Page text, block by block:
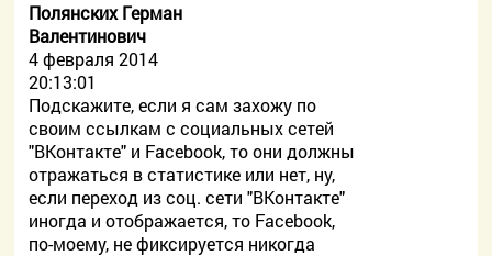
Полянских Герман
Валентинович
4 февраля 2014
20:13:01
Подскажите, если я сам захожу по
своим ссылкам с социальных сетей
"ВКонтакте" и Facebook, то они должны
отражаться в статистике или нет, ну,
если переход из соц. сети "ВКонтакте"
иногда и отображается, то Facebook,
по-моему, не фиксируется никогда